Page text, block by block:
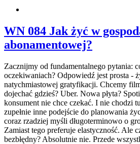
WN 084 Jak żyć w
abonamentowej?
Zacznijmy od fundamentalnego pytania:
oczekiwaniach? Odpowiedź jest prosta -
natychmiastowej gratyfikacji. Chcemy
dojechać gdzieś? Uber. Nowa płyta?
konsument nie chce czekać. I nie chodzi
zupełnie inne podejście do planowania
coraz rzadziej myśli długoterminowo o
Zamiast tego preferuje elastyczność. Ale
bezbłędny? Absolutnie nie. Przede